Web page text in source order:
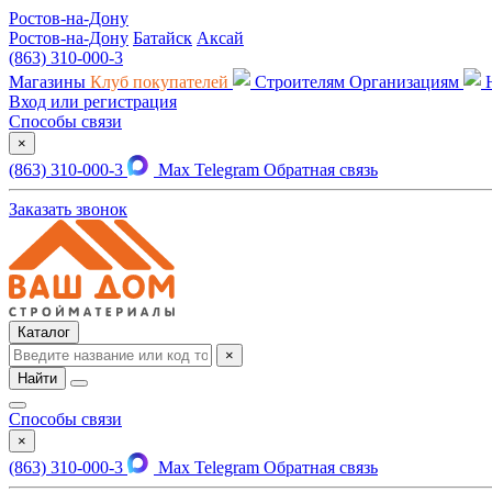
Ростов-на-Дону
Ростов-на-Дону Батайск Аксай
(863) 310-000-3
Магазины Клуб покупателей Строителям Организациям
Вход или регистрация
Способы связи
×
(863) 310-000-3 Max Telegram Обратная связь
Заказать звонок
Каталог
×
Найти
Способы связи
×
(863) 310-000-3 Max Telegram Обратная связь